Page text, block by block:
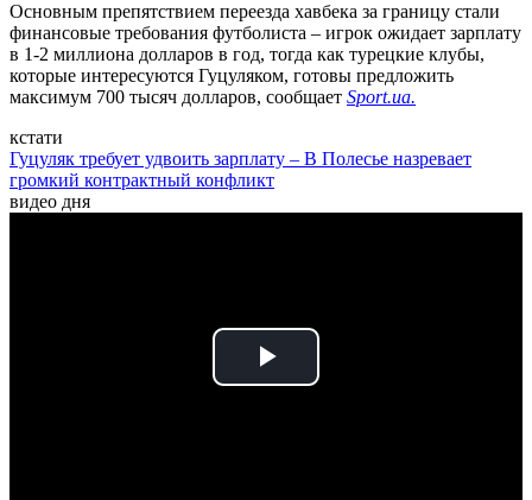
Основным препятствием переезда хавбека за границу стали
финансовые требования футболиста – игрок ожидает зарплату
в 1-2 миллиона долларов в год, тогда как турецкие клубы,
которые интересуются Гуцуляком, готовы предложить
максимум 700 тысяч долларов, сообщает Sport.ua.
кстати
Гуцуляк требует удвоить зарплату – В Полесье назревает
громкий контрактный конфликт
видео дня
Play